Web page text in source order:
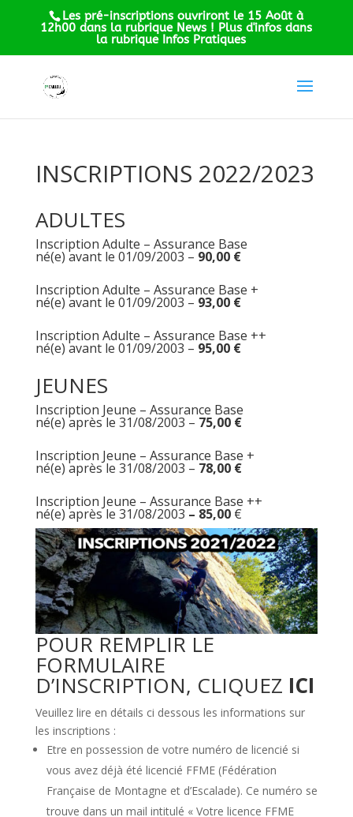
Les pré-inscriptions ouvriront le 15 Août à
12h00 dans la rubrique News ! Plus d'infos dans
la rubrique Infos Pratiques
INSCRIPTIONS 2022/2023
ADULTES
Inscription Adulte – Assurance Base
né(e) avant le 01/09/2003 – 90,00 €
Inscription Adulte – Assurance Base +
né(e) avant le 01/09/2003 – 93,00 €
Inscription Adulte – Assurance Base ++
né(e) avant le 01/09/2003 – 95,00 €
JEUNES
Inscription Jeune – Assurance Base
né(e) après le 31/08/2003 – 75,00 €
Inscription Jeune – Assurance Base +
né(e) après le 31/08/2003 – 78,00 €
Inscription Jeune – Assurance Base ++
né(e) après le 31/08/2003 – 85,00€
POUR REMPLIR LE
FORMULAIRE
D’INSCRIPTION, CLIQUEZ ICI
Veuillez lire en détails ci dessous les informations sur
les inscriptions :
Etre en possession de votre numéro de licencié si
vous avez déjà été licencié FFME (Fédération
Française de Montagne et d’Escalade). Ce numéro se
trouve dans un mail intitulé « Votre licence FFME